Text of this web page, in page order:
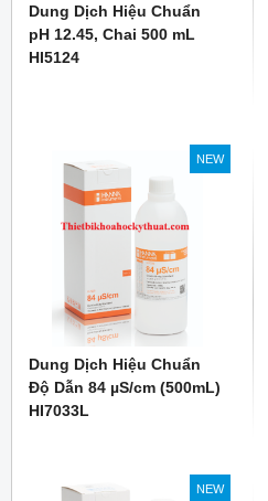
Dung Dịch Hiệu Chuẩn
pH 12.45, Chai 500 mL
HI5124
NEW
Dung Dịch Hiệu Chuẩn
Độ Dẫn 84 µS/cm (500mL)
HI7033L
NEW